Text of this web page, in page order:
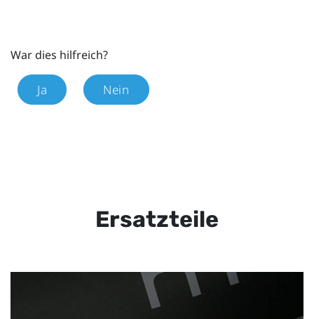
War dies hilfreich?
Ja Nein
Ersatzteile